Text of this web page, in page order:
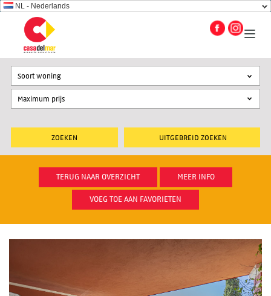
NL - Nederlands
UITGEBREID ZOEKEN
Soort woning
TERUG NAAR OVERZICHT MEER INFO
VOEG TOE AAN FAVORIETEN